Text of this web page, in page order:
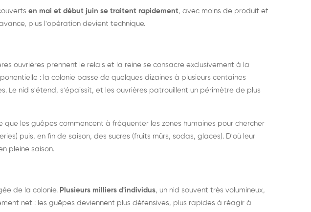
en mai et début juin se traitent rapidement, avec moins de produit et
plus l'opération devient technique.
ouvrières prennent le relais et la reine se consacre exclusivement à la
: la colonie passe de quelques dizaines à plusieurs centaines
Le nid s'étend, s'épaissit, et les ouvrières patrouillent un périmètre de plus
les guêpes commencent à fréquenter les zones humaines pour chercher
puis, en fin de saison, des sucres (fruits mûrs, sodas, glaces). D'où leur
pleine saison.
de la colonie. Plusieurs milliers d'individus, un nid souvent très volumineux,
net : les guêpes deviennent plus défensives, plus rapides à réagir à